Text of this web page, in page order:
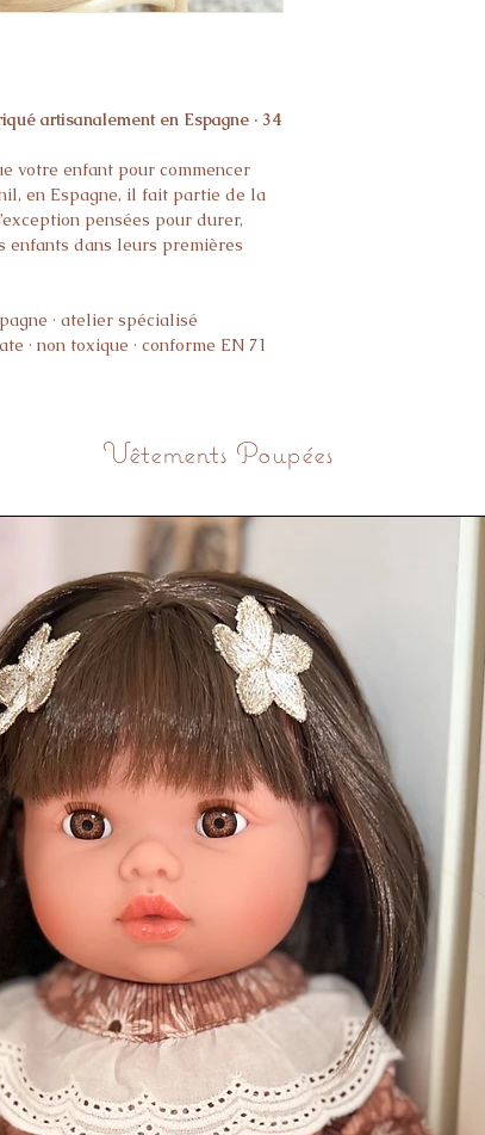
artisanalement en Espagne · 34
votre enfant pour commencer
en Espagne, il fait partie de la
pensées pour durer,
enfants dans leurs premières
· atelier spécialisé
· non toxique · conforme EN 71
Colettos 34 cm dans la
?
de 3 ans. Sa taille (34 cm) et son
aux petites mains, tout en restant
et plus.
soyeux et se coiffent
les natter ou les attacher. Nous
préserver leur qualité dans le
?
Colettos 34 cm, disponibles
ensembles complets… tout pour
?
souple écologique, certifié sans
européennes de sécurité
?
humide. Les cheveux de Rafael
conçu pour accompagner les
durer.
Vêtements Poupées